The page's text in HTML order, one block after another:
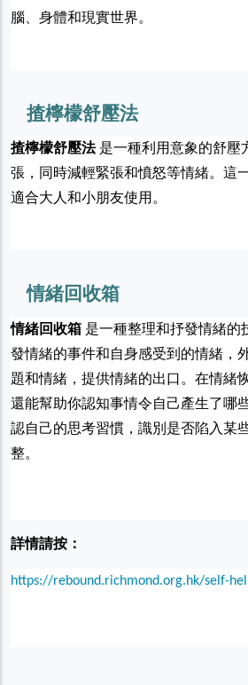
腦、身體和現實世界。
揸檸檬舒壓法
揸檸檬舒壓法 是一種利用意象的舒壓
張，同時減輕緊張和憤怒等情緒。這
適合大人和小朋友使用。
情緒回收箱
情緒回收箱 是一種整理和抒發情緒的
發情緒的事件和自身感受到的情緒，
題和情緒，提供情緒的出口。在情緒
還能幫助你認知事情令自己產生了哪
認自己的思考習慣，識別是否陷入某
整。
詳情請按：
https://rebound.richmond.org.hk/self-